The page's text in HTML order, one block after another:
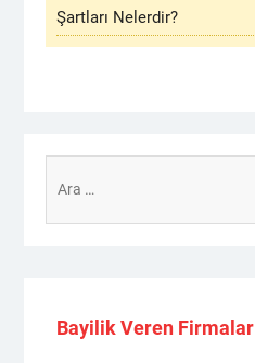
Şartları Nelerdir?
Bayilik Veren Firmalar